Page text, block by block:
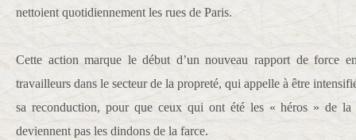
nettoient quotidiennement les rues de Paris.
Cette action marque le début d’un nouveau rapport de force
travailleurs dans le secteur de la propreté, qui appelle à être
sa reconduction, pour que ceux qui ont été les « héros » de
deviennent pas les dindons de la farce.